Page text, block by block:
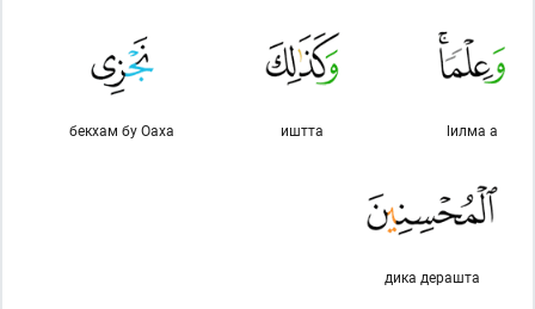
lилма а
иштта
бекхам бу Оаха
дика дерашта